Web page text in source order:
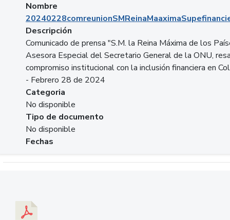
Nombre
Descripción
Comunicado de prensa "S.M. la Reina Máxima de los
Asesora Especial del Secretario General de la ONU,
compromiso institucional con la inclusión financiera en
- Febrero 28 de 2024
Categoria
No disponible
Tipo de documento
No disponible
Fechas